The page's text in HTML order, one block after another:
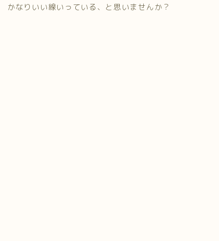
かなりいい線いっている、と思いませんか？